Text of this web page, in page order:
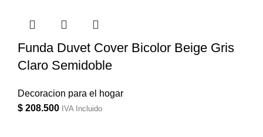
Funda Duvet Cover Bicolor Beige Gris
Claro Semidoble
Decoracion para el hogar
$ 208.500 IVA Incluido